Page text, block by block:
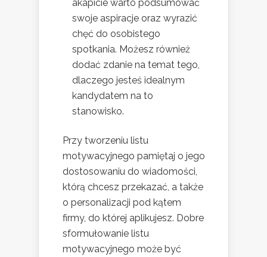
akapicie warto podsumować
swoje aspiracje oraz wyrazić
chęć do osobistego
spotkania. Możesz również
dodać zdanie na temat tego,
dlaczego jesteś idealnym
kandydatem na to
stanowisko.
Przy tworzeniu listu
motywacyjnego pamiętaj o jego
dostosowaniu do wiadomości,
którą chcesz przekazać, a także
o personalizacji pod kątem
firmy, do której aplikujesz. Dobre
sformułowanie listu
motywacyjnego może być